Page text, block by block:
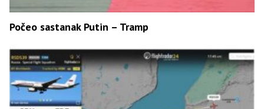
Počeo sastanak Putin – Tramp